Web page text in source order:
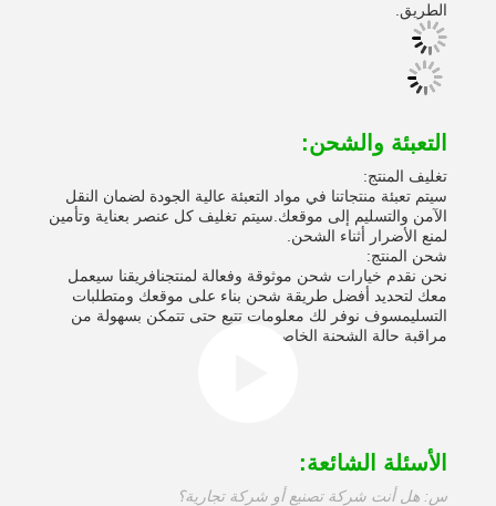
الطريق.
التعبئة والشحن:
تغليف المنتج:
سيتم تعبئة منتجاتنا في مواد التعبئة عالية الجودة لضمان النقل
الآمن والتسليم إلى موقعك.سيتم تغليف كل عنصر بعناية وتأمين
لمنع الأضرار أثناء الشحن.
شحن المنتج:
نحن نقدم خيارات شحن موثوقة وفعالة لمنتجنافريقنا سيعمل
معك لتحديد أفضل طريقة شحن بناء على موقعك ومتطلبات
التسليمسوف نوفر لك معلومات تتبع حتى تتمكن بسهولة من
مراقبة حالة الشحنة الخاصة بك.
الأسئلة الشائعة:
س: هل أنت شركة تصنيع أو شركة تجارية؟